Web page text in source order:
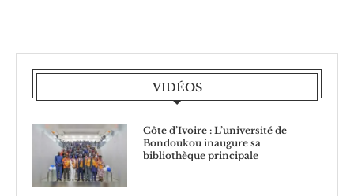
VIDÉOS
Côte d’Ivoire : L’université de
Bondoukou inaugure sa
bibliothèque principale